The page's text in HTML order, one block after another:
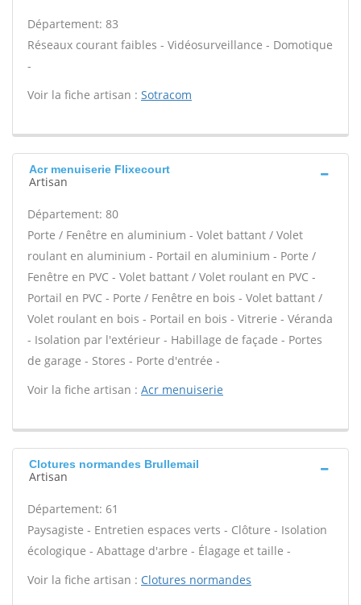
Département: 83
Réseaux courant faibles - Vidéosurveillance - Domotique
-
Voir la fiche artisan : Sotracom
Acr menuiserie Flixecourt
Artisan
Département: 80
Porte / Fenêtre en aluminium - Volet battant / Volet
roulant en aluminium - Portail en aluminium - Porte /
Fenêtre en PVC - Volet battant / Volet roulant en PVC -
Portail en PVC - Porte / Fenêtre en bois - Volet battant /
Volet roulant en bois - Portail en bois - Vitrerie - Véranda
- Isolation par l'extérieur - Habillage de façade - Portes
de garage - Stores - Porte d'entrée -
Voir la fiche artisan : Acr menuiserie
Clotures normandes Brullemail
Artisan
Département: 61
Paysagiste - Entretien espaces verts - Clôture - Isolation
écologique - Abattage d'arbre - Élagage et taille -
Voir la fiche artisan : Clotures normandes